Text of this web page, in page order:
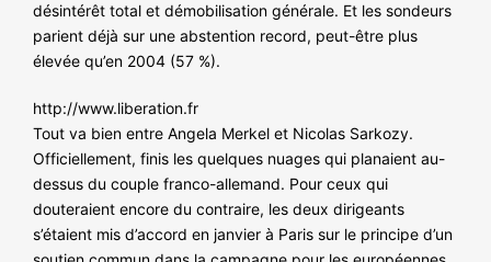
désintérêt total et démobilisation générale. Et les sondeurs
parient déjà sur une abstention record, peut-être plus
élevée qu’en 2004 (57 %).
http://www.liberation.fr
Tout va bien entre Angela Merkel et Nicolas Sarkozy.
Officiellement, finis les quelques nuages qui planaient au-
dessus du couple franco-allemand. Pour ceux qui
douteraient encore du contraire, les deux dirigeants
s’étaient mis d’accord en janvier à Paris sur le principe d’un